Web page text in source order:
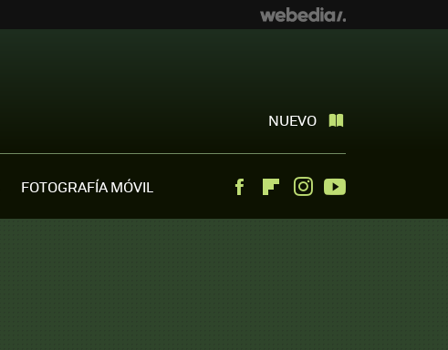
NUEVO
FOTOGRAFÍA MÓVIL FacebookFlipboardInstagram